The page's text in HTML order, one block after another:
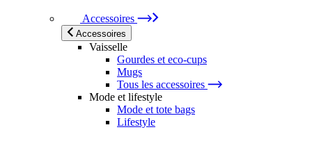
Accessoires
Accessoires
Vaisselle
Gourdes et eco-cups
Mugs
Tous les accessoires
Mode et lifestyle
Mode et tote bags
Lifestyle